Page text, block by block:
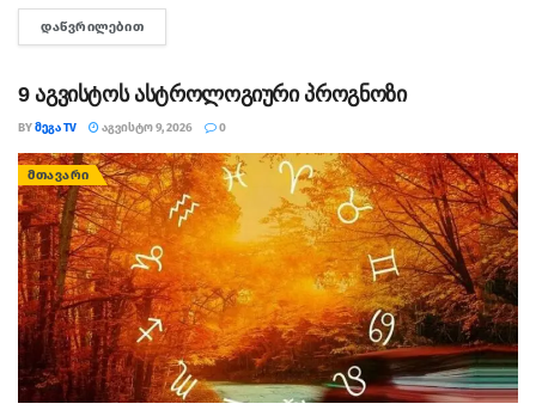
პირის დაკავების მიზნით შესაბამისი ღონისძიებები ტარდება.
შინაგან საქმეთა სამინისტროს თბილისის პოლიციის
ᲓᲐᲬᲕᲠᲘᲚᲔᲑᲘᲗ
9 აგვისტოს ასტროლოგიური პროგნოზი
BYᲛᲔᲒᲐ TV ᲐᲒᲕᲘᲡᲢᲝ 9, 2026 0
ᲛᲗᲐᲕᲐᲠᲘ